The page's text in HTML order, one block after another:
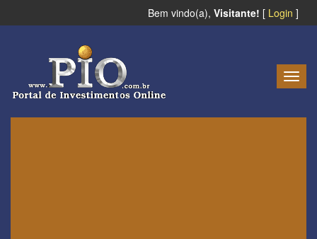
Bem vindo(a), Visitante! [ Login ]